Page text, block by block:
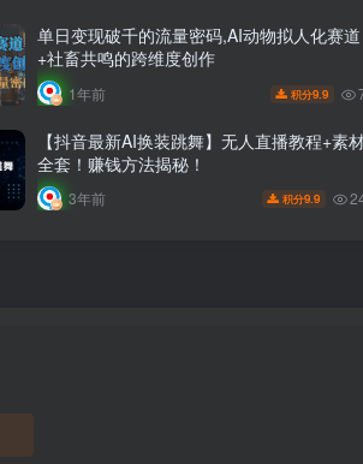
单日变现破千的流量密码,AI动物拟人化赛道
+社畜共鸣的跨维度创作
1年前 积分9.9
【抖音最新AI换装跳舞】无人直播教程+素
全套！赚钱方法揭秘！
3年前 积分9.9